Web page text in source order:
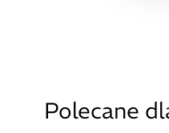
Polecane